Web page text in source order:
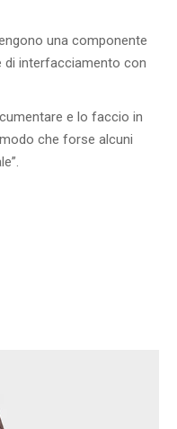
una componente
di interfacciamento con
e lo faccio in
che forse alcuni